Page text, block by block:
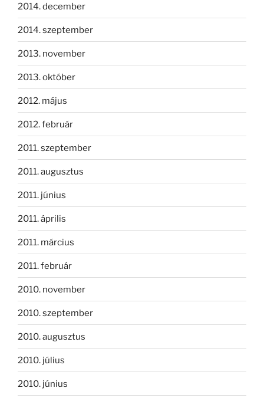
2014. december
2014. szeptember
2013. november
2013. október
2012. május
2012. február
2011. szeptember
2011. augusztus
2011. június
2011. április
2011. március
2011. február
2010. november
2010. szeptember
2010. augusztus
2010. július
2010. június